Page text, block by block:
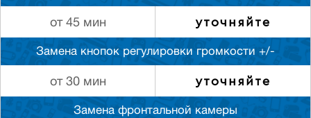
от 45 мин уточняйте
Замена кнопок регулировки громкости +/-
от 30 мин уточняйте
Замена фронтальной камеры